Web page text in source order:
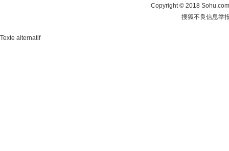
Copyright©2018
搜狐不良信息举
Texte alternatif